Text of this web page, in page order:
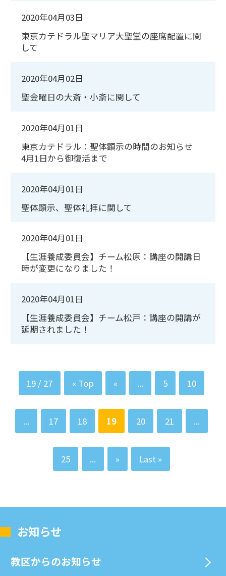
2020年04月03日
東京カテドラル聖マリア大聖堂の座席配置に関
して
2020年04月02日
聖金曜日の大斎・小斎に関して
2020年04月01日
東京カテドラル：聖体顕示の時間のお知らせ
4月1日から御復活まで
2020年04月01日
聖体顕示、聖体礼拝に関して
2020年04月01日
【生涯養成委員会】チーム松原：講座の開講日
時が変更になりました！
2020年04月01日
【生涯養成委員会】チーム松戸：講座の開講が
延期されました！
19 / 27 « Top « ... 5 10
... 17 18 19 20 21 ...
25 ... » Last »
お知らせ
教区からのお知らせ